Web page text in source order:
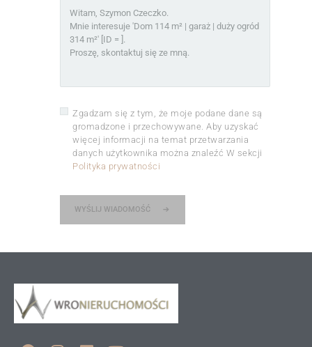
Zgadzam się z tym, że moje podane dane są
gromadzone i przechowywane. Aby uzyskać
więcej informacji na temat przetwarzania
danych użytkownika można znaleźć W sekcji
Polityka prywatności
WYŚLIJ WIADOMOŚĆ